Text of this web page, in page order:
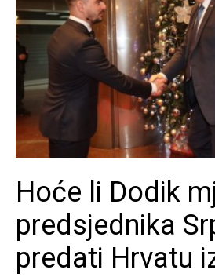
Hoće li Dodik
predsjednika
predati Hrvatu